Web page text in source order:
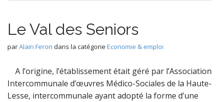
Le Val des Seniors
parAlain Feron dans la catégorie Economie & emploi
A l’origine, l’établissement était géré par l’Association
Intercommunale d’œuvres Médico-Sociales de la Haute-
Lesse, intercommunale ayant adopté la forme d’une